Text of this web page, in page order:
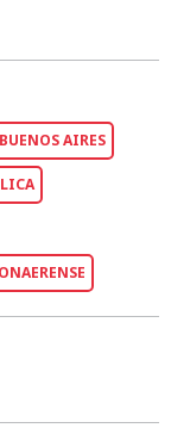
AIRES